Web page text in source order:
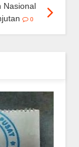
Nasional
0